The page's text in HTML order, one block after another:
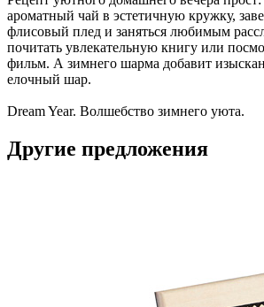
ароматный чай в эстетичную кружку,
флисовый плед и заняться любимым
почитать увлекательную книгу или
фильм. А зимнего шарма добавит
елочный шар.
Dream Year. Волшебство зимнего уюта.
Другие предложения